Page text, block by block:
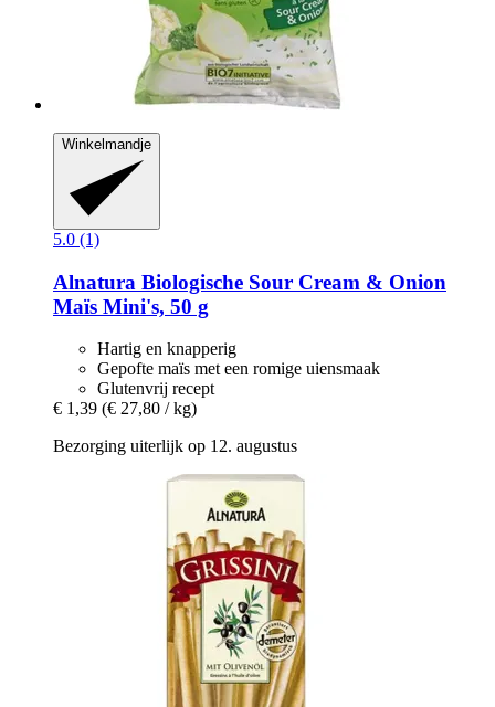
Winkelmandje
5.0 (1)
Alnatura Biologische Sour Cream & Onion
Maïs Mini's, 50 g
Hartig en knapperig
Gepofte maïs met een romige uiensmaak
Glutenvrij recept
€ 1,39 (€ 27,80 / kg)
Bezorging uiterlijk op 12. augustus